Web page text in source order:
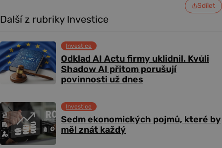
Sdílet
Další z rubriky Investice
Odklad AI Actu firmy uklidnil. Kvůli
Shadow AI přitom porušují
povinnosti už dnes
Investice
Sedm ekonomických pojmů, které by
měl znát každý
Investice